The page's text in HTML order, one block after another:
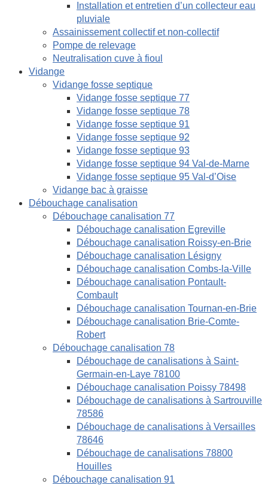
Installation et entretien d’un collecteur eau
pluviale
Assainissement collectif et non-collectif
Pompe de relevage
Neutralisation cuve à fioul
Vidange
Vidange fosse septique
Vidange fosse septique 77
Vidange fosse septique 78
Vidange fosse septique 91
Vidange fosse septique 92
Vidange fosse septique 93
Vidange fosse septique 94 Val-de-Marne
Vidange fosse septique 95 Val-d’Oise
Vidange bac à graisse
Débouchage canalisation
Débouchage canalisation 77
Débouchage canalisation Egreville
Débouchage canalisation Roissy-en-Brie
Débouchage canalisation Lésigny
Débouchage canalisation Combs-la-Ville
Débouchage canalisation Pontault-
Combault
Débouchage canalisation Tournan-en-Brie
Débouchage canalisation Brie-Comte-
Robert
Débouchage canalisation 78
Débouchage de canalisations à Saint-
Germain-en-Laye 78100
Débouchage canalisation Poissy 78498
Débouchage de canalisations à Sartrouville
78586
Débouchage de canalisations à Versailles
78646
Débouchage de canalisations 78800
Houilles
Débouchage canalisation 91